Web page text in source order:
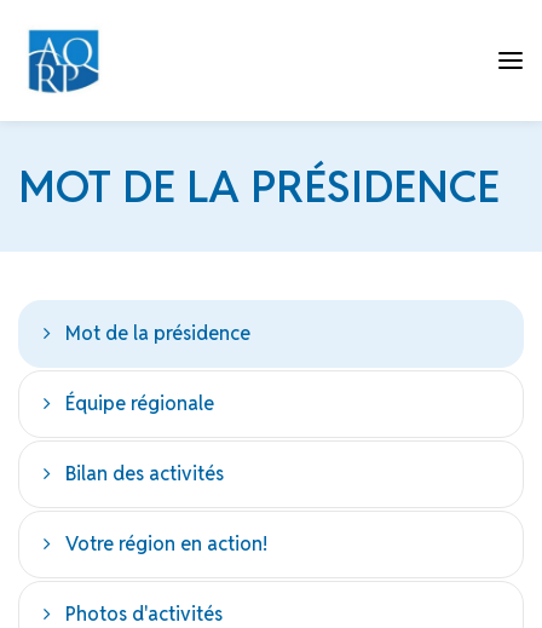
MOT DE LA PRÉSIDENCE
Mot de la présidence
Équipe régionale
Bilan des activités
Votre région en action!
Photos d'activités